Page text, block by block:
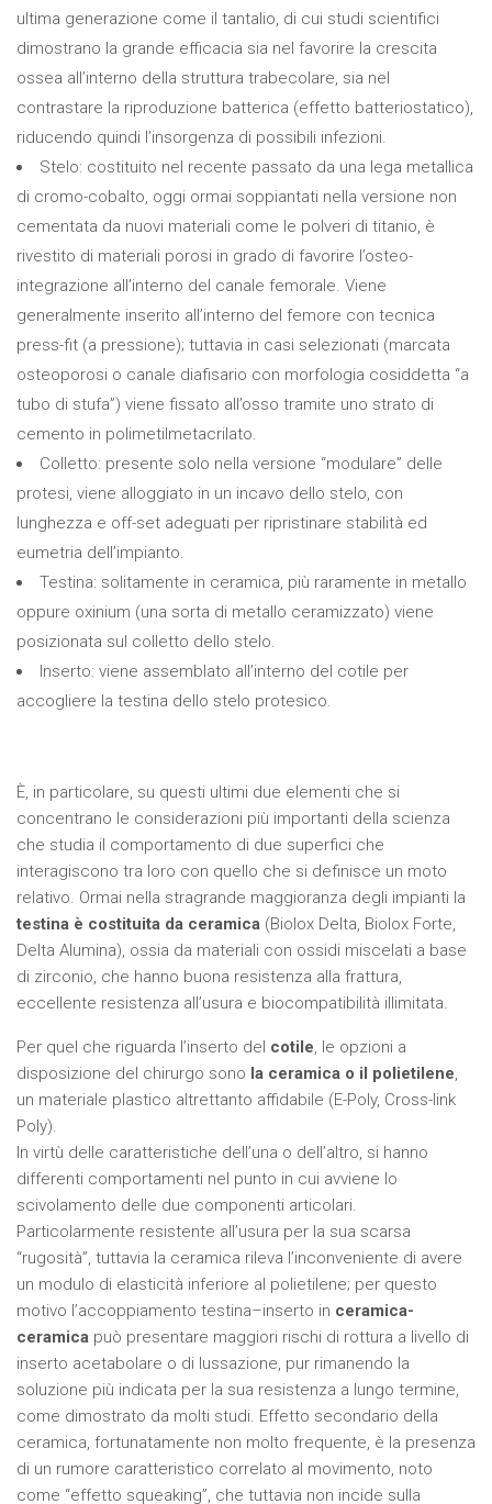
ultima generazione come il tantalio, di cui studi scientifici
dimostrano la grande efficacia sia nel favorire la crescita
ossea all’interno della struttura trabecolare, sia nel
contrastare la riproduzione batterica (effetto batteriostatico),
riducendo quindi l’insorgenza di possibili infezioni.
Stelo: costituito nel recente passato da una lega metallica
di cromo-cobalto, oggi ormai soppiantati nella versione non
cementata da nuovi materiali come le polveri di titanio, è
rivestito di materiali porosi in grado di favorire l’osteo-
integrazione all’interno del canale femorale. Viene
generalmente inserito all’interno del femore con tecnica
press-fit (a pressione); tuttavia in casi selezionati (marcata
osteoporosi o canale diafisario con morfologia cosiddetta “a
tubo di stufa”) viene fissato all’osso tramite uno strato di
cemento in polimetilmetacrilato.
Colletto: presente solo nella versione “modulare” delle
protesi, viene alloggiato in un incavo dello stelo, con
lunghezza e off-set adeguati per ripristinare stabilità ed
eumetria dell’impianto.
Testina: solitamente in ceramica, più raramente in metallo
oppure oxinium (una sorta di metallo ceramizzato) viene
posizionata sul colletto dello stelo.
Inserto: viene assemblato all’interno del cotile per
accogliere la testina dello stelo protesico.
È, in particolare, su questi ultimi due elementi che si
concentrano le considerazioni più importanti della scienza
che studia il comportamento di due superfici che
interagiscono tra loro con quello che si definisce un moto
relativo. Ormai nella stragrande maggioranza degli impianti la
testina è costituita da ceramica (Biolox Delta, Biolox Forte,
Delta Alumina), ossia da materiali con ossidi miscelati a base
di zirconio, che hanno buona resistenza alla frattura,
eccellente resistenza all’usura e biocompatibilità illimitata.
Per quel che riguarda l’inserto del cotile, le opzioni a
disposizione del chirurgo sono la ceramica o il polietilene,
un materiale plastico altrettanto affidabile (E-Poly, Cross-link
Poly).
In virtù delle caratteristiche dell’una o dell’altro, si hanno
differenti comportamenti nel punto in cui avviene lo
scivolamento delle due componenti articolari.
Particolarmente resistente all’usura per la sua scarsa
“rugosità”, tuttavia la ceramica rileva l’inconveniente di avere
un modulo di elasticità inferiore al polietilene; per questo
motivo l’accoppiamento testina–inserto in ceramica-
ceramica può presentare maggiori rischi di rottura a livello di
inserto acetabolare o di lussazione, pur rimanendo la
soluzione più indicata per la sua resistenza a lungo termine,
come dimostrato da molti studi. Effetto secondario della
ceramica, fortunatamente non molto frequente, è la presenza
di un rumore caratteristico correlato al movimento, noto
come “effetto squeaking”, che tuttavia non incide sulla